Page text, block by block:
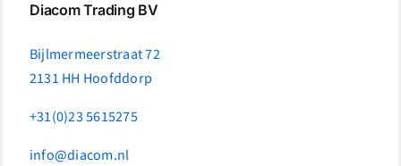
Diacom Trading BV
Bijlmermeerstraat 72
2131 HH Hoofddorp
+31(0)23 5615275
info@diacom.nl